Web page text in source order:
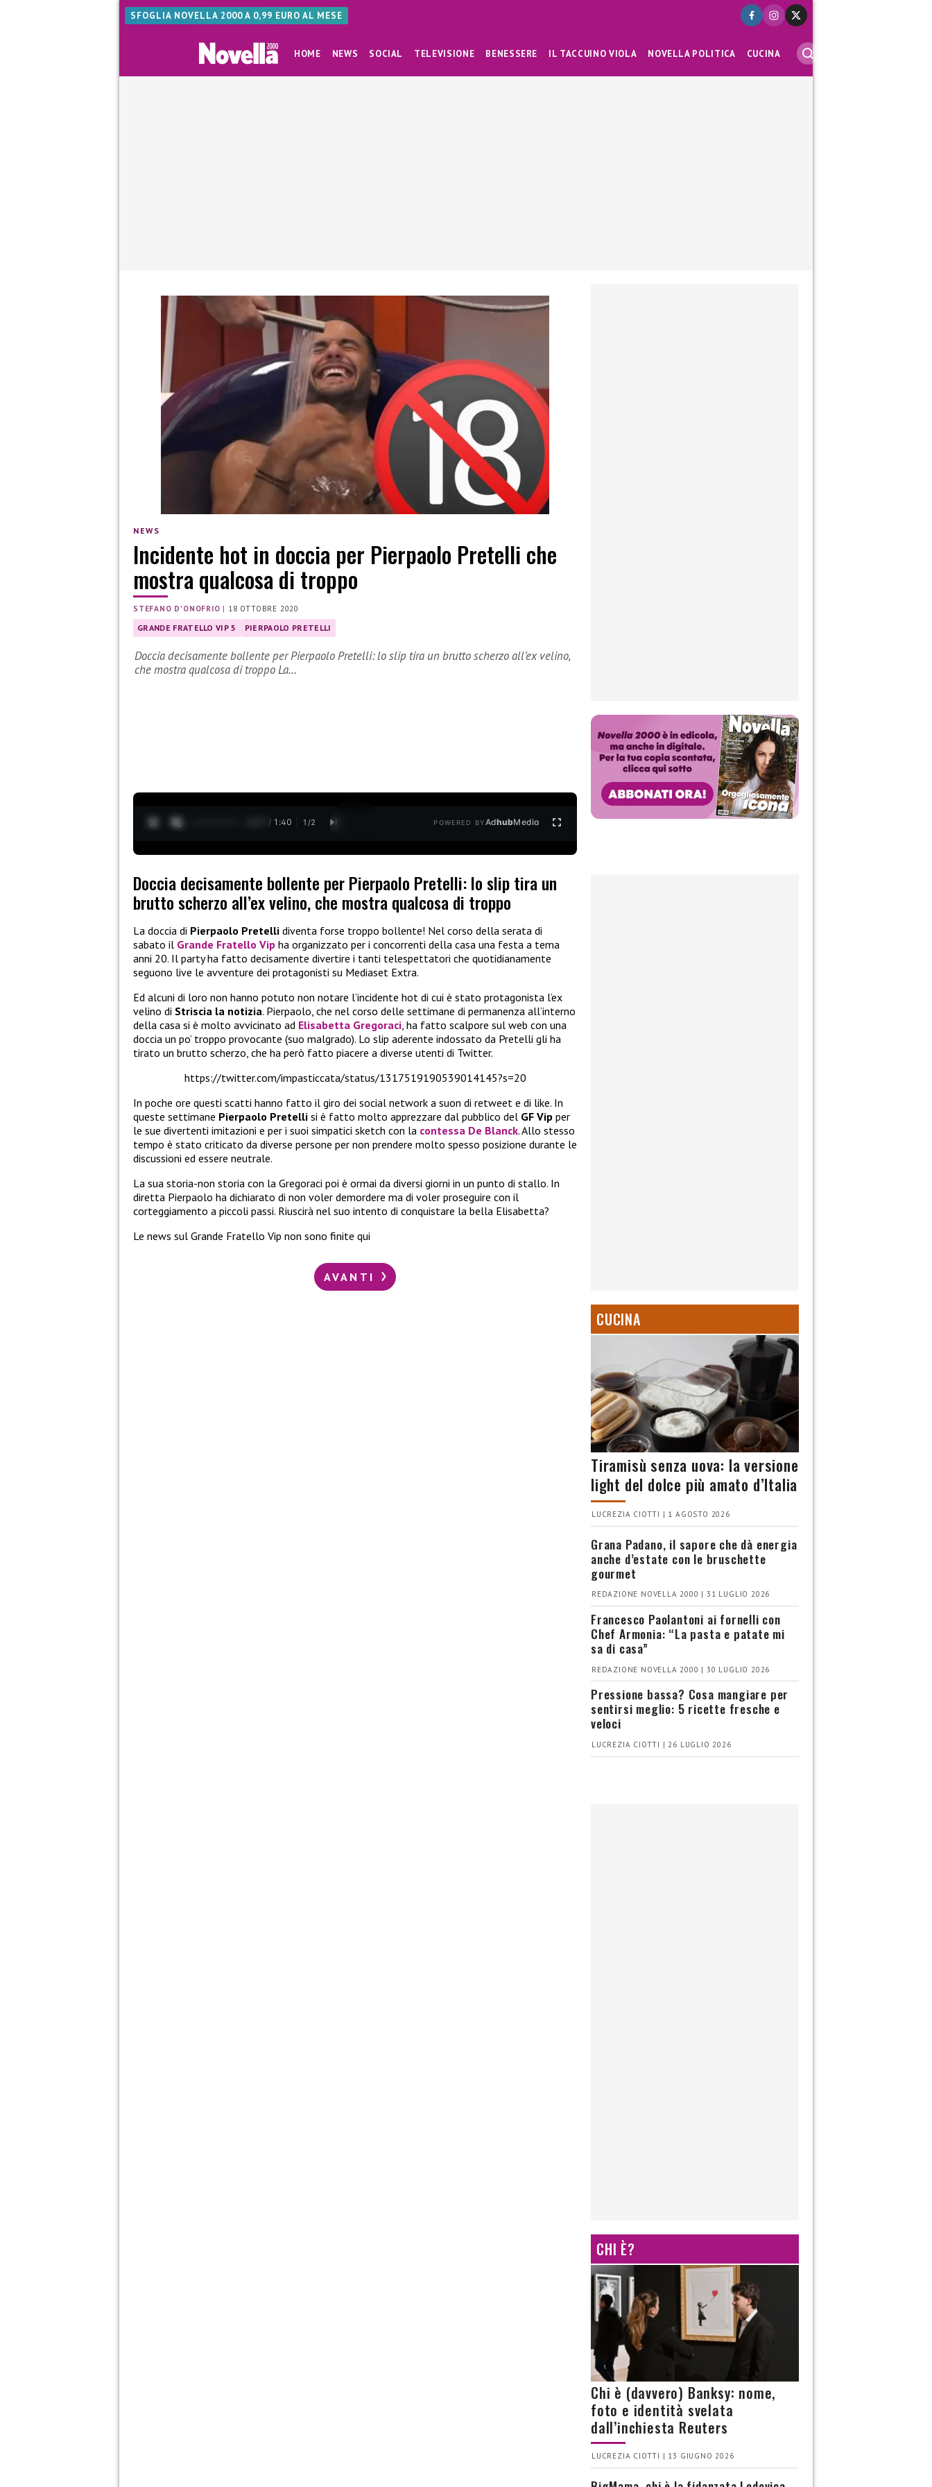
SFOGLIA NOVELLA 2000 A 0,99 EURO AL MESE
HOME NEWS SOCIAL TELEVISIONE BENESSERE IL TACCUINO VIOLA NOVELLA POLITICA CUCINA
NEWS
Incidente hot in doccia per Pierpaolo Pretelli che
mostra qualcosa di troppo
STEFANO D'ONOFRIO | 18 OTTOBRE 2020
GRANDE FRATELLO VIP 5 PIERPAOLO PRETELLI
Doccia decisamente bollente per Pierpaolo Pretelli: lo slip tira un brutto scherzo all’ex velino,
che mostra qualcosa di troppo La…
0:28 / 1:40 1 /2 POWERED BYAdhubMedia
Doccia decisamente bollente per Pierpaolo Pretelli: lo slip tira un
brutto scherzo all’ex velino, che mostra qualcosa di troppo
La doccia di Pierpaolo Pretelli diventa forse troppo bollente! Nel corso della serata di
sabato il Grande Fratello Vip ha organizzato per i concorrenti della casa una festa a tema
anni 20. Il party ha fatto decisamente divertire i tanti telespettatori che quotidianamente
seguono live le avventure dei protagonisti su Mediaset Extra.
Ed alcuni di loro non hanno potuto non notare l’incidente hot di cui è stato protagonista l’ex
velino di Striscia la notizia. Pierpaolo, che nel corso delle settimane di permanenza all’interno
della casa si è molto avvicinato ad Elisabetta Gregoraci, ha fatto scalpore sul web con una
doccia un po’ troppo provocante (suo malgrado). Lo slip aderente indossato da Pretelli gli ha
tirato un brutto scherzo, che ha però fatto piacere a diverse utenti di Twitter.
https://twitter.com/impasticcata/status/1317519190539014145?s=20
In poche ore questi scatti hanno fatto il giro dei social network a suon di retweet e di like. In
queste settimane Pierpaolo Pretelli si è fatto molto apprezzare dal pubblico del GF Vip per
le sue divertenti imitazioni e per i suoi simpatici sketch con la contessa De Blanck. Allo stesso
tempo è stato criticato da diverse persone per non prendere molto spesso posizione durante le
discussioni ed essere neutrale.
La sua storia-non storia con la Gregoraci poi è ormai da diversi giorni in un punto di stallo. In
diretta Pierpaolo ha dichiarato di non voler demordere ma di voler proseguire con il
corteggiamento a piccoli passi. Riuscirà nel suo intento di conquistare la bella Elisabetta?
Le news sul Grande Fratello Vip non sono finite qui
AVANTI
CUCINA
Tiramisù senza uova: la versione
light del dolce più amato d’Italia
LUCREZIA CIOTTI | 1 AGOSTO 2026
Grana Padano, il sapore che dà energia
anche d’estate con le bruschette
gourmet
REDAZIONE NOVELLA 2000 | 31 LUGLIO 2026
Francesco Paolantoni ai fornelli con
Chef Armonia: “La pasta e patate mi
sa di casa”
REDAZIONE NOVELLA 2000 | 30 LUGLIO 2026
Pressione bassa? Cosa mangiare per
sentirsi meglio: 5 ricette fresche e
veloci
LUCREZIA CIOTTI | 26 LUGLIO 2026
CHI È?
Chi è (davvero) Banksy: nome,
foto e identità svelata
dall’inchiesta Reuters
LUCREZIA CIOTTI | 13 GIUGNO 2026